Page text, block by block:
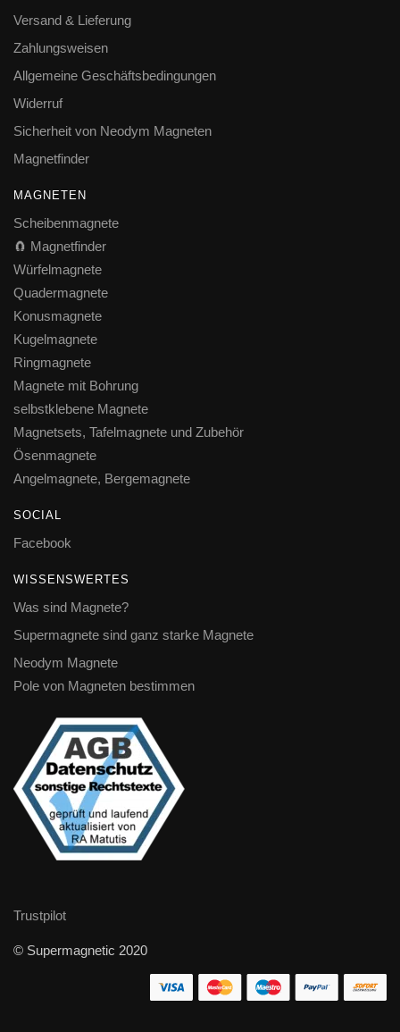
Versand & Lieferung
Zahlungsweisen
Allgemeine Geschäftsbedingungen
Widerruf
Sicherheit von Neodym Magneten
Magnetfinder
MAGNETEN
Scheibenmagnete
🧲 Magnetfinder
Würfelmagnete
Quadermagnete
Konusmagnete
Kugelmagnete
Ringmagnete
Magnete mit Bohrung
selbstklebene Magnete
Magnetsets, Tafelmagnete und Zubehör
Ösenmagnete
Angelmagnete, Bergemagnete
SOCIAL
Facebook
WISSENSWERTES
Was sind Magnete?
Supermagnete sind ganz starke Magnete
Neodym Magnete
Pole von Magneten bestimmen
Trustpilot
© Supermagnetic 2020